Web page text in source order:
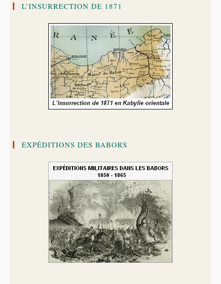
L’INSURRECTION DE 1871
EXPÉDITIONS DES BABORS